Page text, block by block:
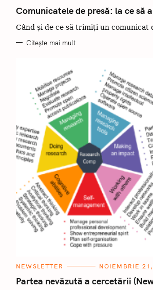
T
E
O
I
Comunicatele de presă: la ce să
Când și de ce să trimiți un comunicat
Citește mai mult
C
T
E
NEWSLETTER NOIEMBRIE
Partea nevăzută a cercetării
C
ă
u
t
i
: